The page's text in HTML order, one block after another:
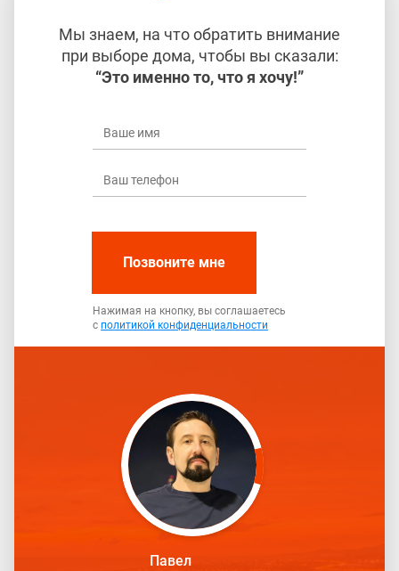
Мы знаем, на что обратить внимание
при выборе дома, чтобы вы сказали:
“Это именно то, что я хочу!”
Позвоните мне
Нажимая на кнопку, вы соглашаетесь
с политикой конфиденциальности
Павел